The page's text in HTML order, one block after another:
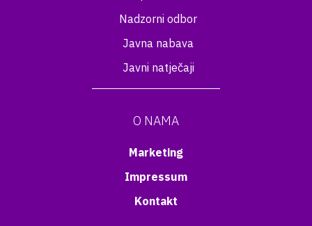
Nadzorni odbor
Javna nabava
Javni natječaji
O NAMA
Marketing
Impressum
Kontakt